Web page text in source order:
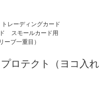
トレーディングカード
スモールカード用
ーブ一重目）
ロテクト（ヨコ入れ